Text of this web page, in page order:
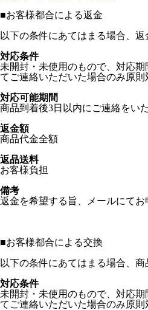
■お客様都合による返金
以下の条件にあてはまる場合、返
対応条件
未開封・未使用のもので、対応
てご連絡いただいた場合のみ原則
対応可能期間
商品到着後3日以内にご連絡をい
返金額
商品代金全額
返品送料
お客様負担
備考
返金を希望する旨、メールにてお
■お客様都合による交換
以下の条件にあてはまる場合、商
対応条件
未開封・未使用のもので、対応
てご連絡いただいた場合のみ原則